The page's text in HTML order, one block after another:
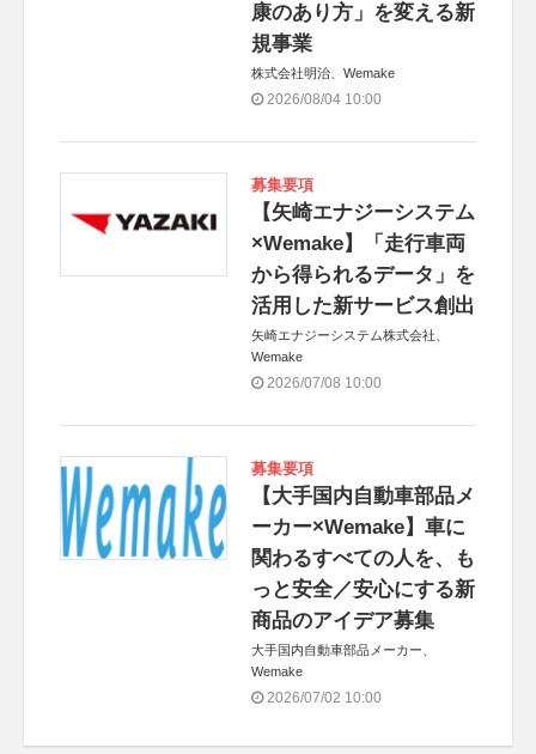
康のあり方」を変える新
規事業
株式会社明治、Wemake
2026/08/04 10:00
募集要項
【矢崎エナジーシステム
×Wemake】「走行車両
から得られるデータ」を
活用した新サービス創出
矢崎エナジーシステム株式会社、
Wemake
2026/07/08 10:00
募集要項
【大手国内自動車部品メ
ーカー×Wemake】車に
関わるすべての人を、も
っと安全／安心にする新
商品のアイデア募集
大手国内自動車部品メーカー、
Wemake
2026/07/02 10:00